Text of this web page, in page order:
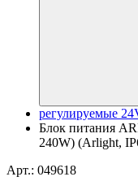
регулируемые
Блок питания
240W) (Arlight,
Арт.: 049618